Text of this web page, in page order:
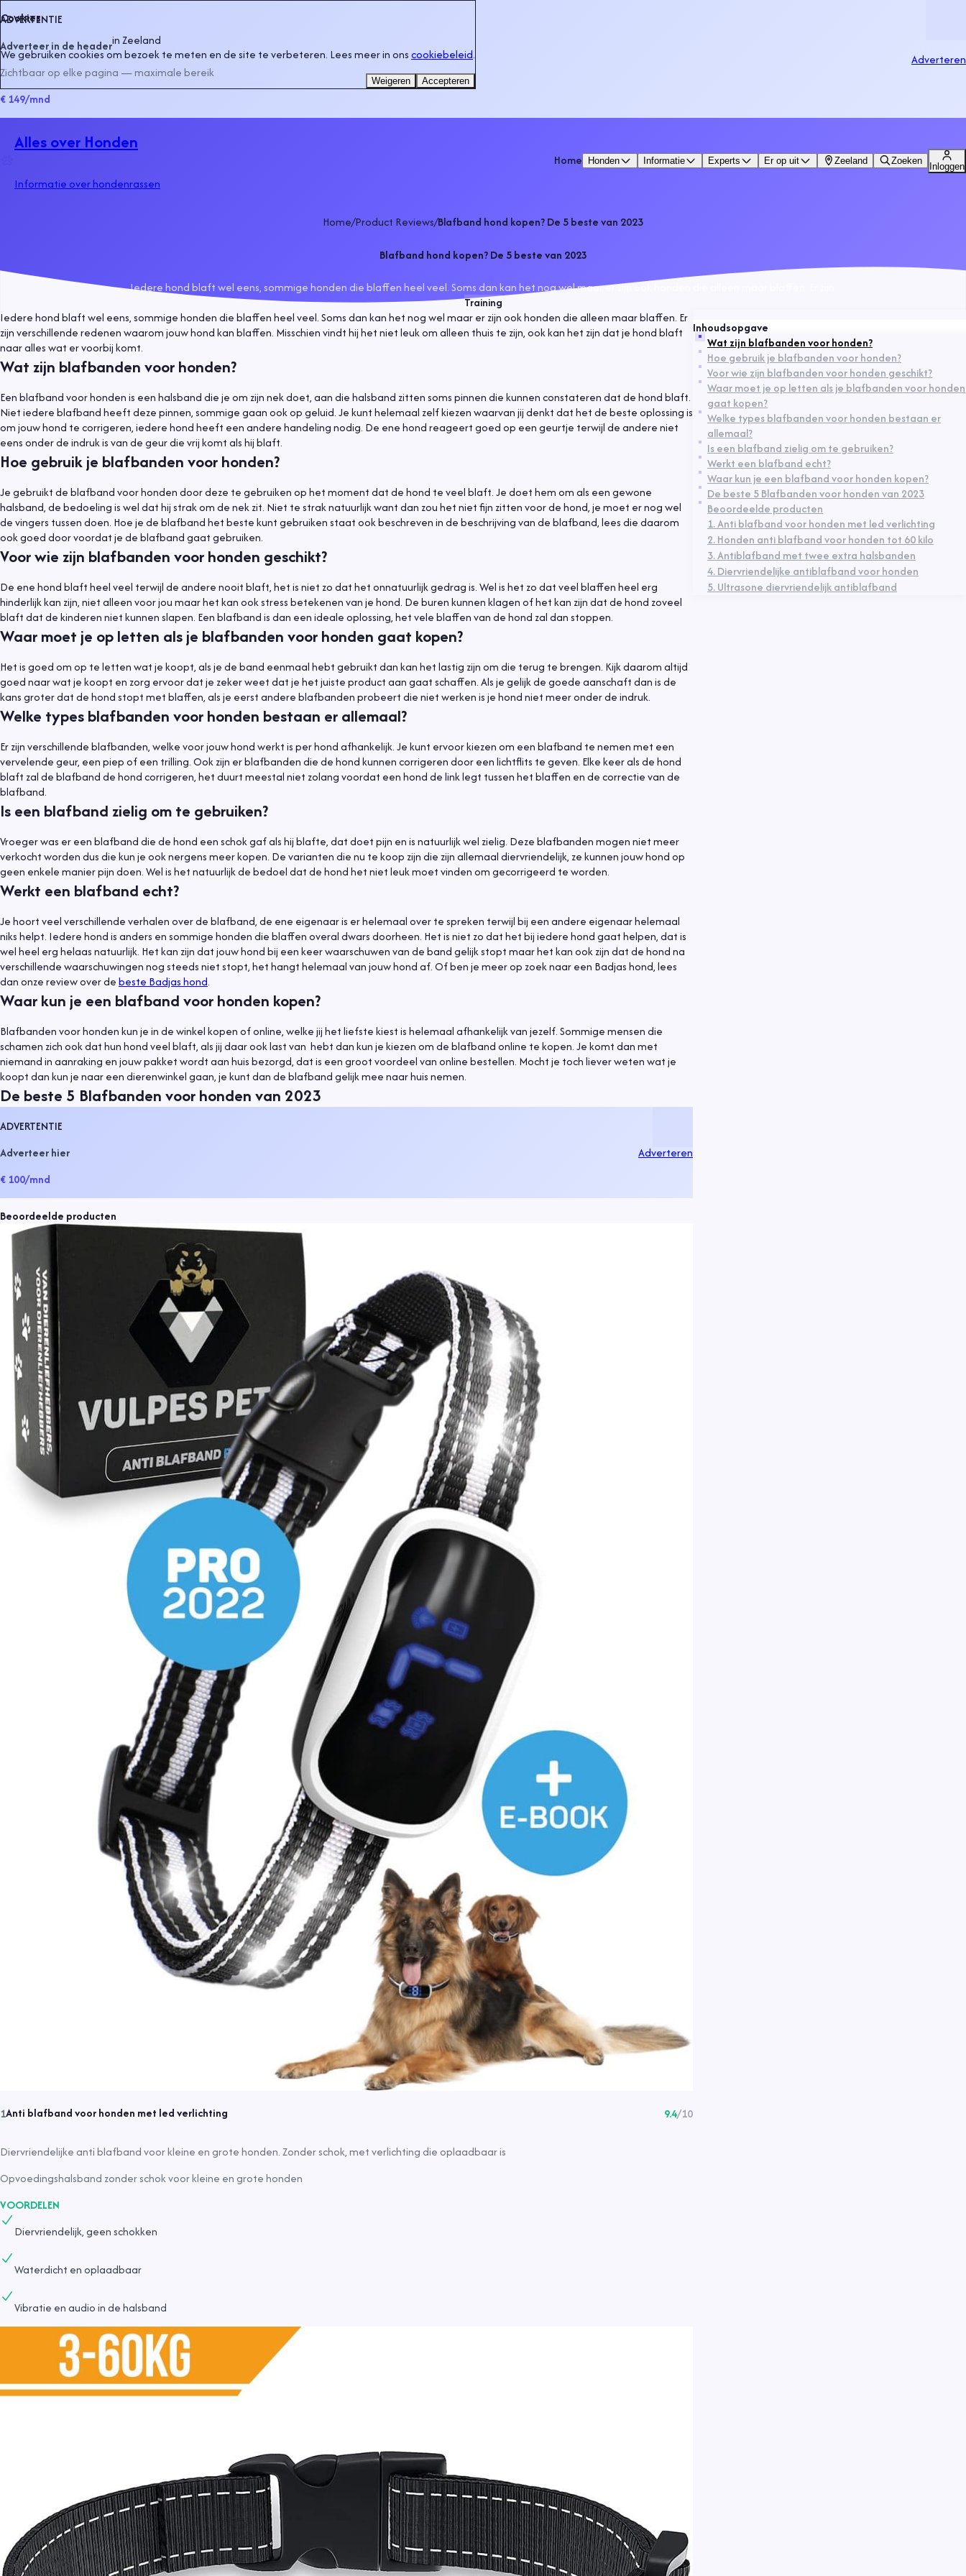
ADVERTENTIE
Adverteer in de headerinZeeland
Zichtbaar op elke pagina — maximale bereik
€ 149/mnd
Adverteren
Alles over Honden
Informatie over hondenrassen
Home Honden Informatie Experts Er op uit Zeeland Zoeken
Inloggen
Home/Product Reviews/Blafband hond kopen? De 5 beste van 2023
Blafband hond kopen? De 5 beste van 2023
Iedere hond blaft wel eens, sommige honden die blaffen heel veel. Soms dan kan het nog wel maar er zijn ook honden die alleen maar blaffen. Er zijn.
Training
Iedere hond blaft wel eens, sommige honden die blaffen heel veel. Soms dan kan het nog wel maar er zijn ook honden die alleen maar blaffen. Er
zijn verschillende redenen waarom jouw hond kan blaffen. Misschien vindt hij het niet leuk om alleen thuis te zijn, ook kan het zijn dat je hond blaft
naar alles wat er voorbij komt.
Wat zijn blafbanden voor honden?
Een blafband voor honden is een halsband die je om zijn nek doet, aan die halsband zitten soms pinnen die kunnen constateren dat de hond blaft.
Niet iedere blafband heeft deze pinnen, sommige gaan ook op geluid. Je kunt helemaal zelf kiezen waarvan jij denkt dat het de beste oplossing is
om jouw hond te corrigeren, iedere hond heeft een andere handeling nodig. De ene hond reageert goed op een geurtje terwijl de andere niet
eens onder de indruk is van de geur die vrij komt als hij blaft.
Hoe gebruik je blafbanden voor honden?
Je gebruikt de blafband voor honden door deze te gebruiken op het moment dat de hond te veel blaft. Je doet hem om als een gewone
halsband, de bedoeling is wel dat hij strak om de nek zit. Niet te strak natuurlijk want dan zou het niet fijn zitten voor de hond, je moet er nog wel
de vingers tussen doen. Hoe je de blafband het beste kunt gebruiken staat ook beschreven in de beschrijving van de blafband, lees die daarom
ook goed door voordat je de blafband gaat gebruiken.
Voor wie zijn blafbanden voor honden geschikt?
De ene hond blaft heel veel terwijl de andere nooit blaft, het is niet zo dat het onnatuurlijk gedrag is. Wel is het zo dat veel blaffen heel erg
hinderlijk kan zijn, niet alleen voor jou maar het kan ook stress betekenen van je hond. De buren kunnen klagen of het kan zijn dat de hond zoveel
blaft dat de kinderen niet kunnen slapen. Een blafband is dan een ideale oplossing, het vele blaffen van de hond zal dan stoppen.
Waar moet je op letten als je blafbanden voor honden gaat kopen?
Het is goed om op te letten wat je koopt, als je de band eenmaal hebt gebruikt dan kan het lastig zijn om die terug te brengen. Kijk daarom altijd
goed naar wat je koopt en zorg ervoor dat je zeker weet dat je het juiste product aan gaat schaffen. Als je gelijk de goede aanschaft dan is de
kans groter dat de hond stopt met blaffen, als je eerst andere blafbanden probeert die niet werken is je hond niet meer onder de indruk.
Welke types blafbanden voor honden bestaan er allemaal?
Er zijn verschillende blafbanden, welke voor jouw hond werkt is per hond afhankelijk. Je kunt ervoor kiezen om een blafband te nemen met een
vervelende geur, een piep of een trilling. Ook zijn er blafbanden die de hond kunnen corrigeren door een lichtflits te geven. Elke keer als de hond
blaft zal de blafband de hond corrigeren, het duurt meestal niet zolang voordat een hond de link legt tussen het blaffen en de correctie van de
blafband.
Is een blafband zielig om te gebruiken?
Vroeger was er een blafband die de hond een schok gaf als hij blafte, dat doet pijn en is natuurlijk wel zielig. Deze blafbanden mogen niet meer
verkocht worden dus die kun je ook nergens meer kopen. De varianten die nu te koop zijn die zijn allemaal diervriendelijk, ze kunnen jouw hond op
geen enkele manier pijn doen. Wel is het natuurlijk de bedoel dat de hond het niet leuk moet vinden om gecorrigeerd te worden.
Werkt een blafband echt?
Je hoort veel verschillende verhalen over de blafband, de ene eigenaar is er helemaal over te spreken terwijl bij een andere eigenaar helemaal
niks helpt. Iedere hond is anders en sommige honden die blaffen overal dwars doorheen. Het is niet zo dat het bij iedere hond gaat helpen, dat is
wel heel erg helaas natuurlijk. Het kan zijn dat jouw hond bij een keer waarschuwen van de band gelijk stopt maar het kan ook zijn dat de hond na
verschillende waarschuwingen nog steeds niet stopt, het hangt helemaal van jouw hond af. Of ben je meer op zoek naar een Badjas hond, lees
dan onze review over debeste Badjas hond.
Waar kun je een blafband voor honden kopen?
Blafbanden voor honden kun je in de winkel kopen of online, welke jij het liefste kiest is helemaal afhankelijk van jezelf. Sommige mensen die
schamen zich ook dat hun hond veel blaft, als jij daar ook last van hebt dan kun je kiezen om de blafband online te kopen. Je komt dan met
niemand in aanraking en jouw pakket wordt aan huis bezorgd, dat is een groot voordeel van online bestellen. Mocht je toch liever weten wat je
koopt dan kun je naar een dierenwinkel gaan, je kunt dan de blafband gelijk mee naar huis nemen.
De beste 5 Blafbanden voor honden van 2023
ADVERTENTIE
Adverteer hier
€ 100/mnd
Adverteren
Beoordeelde producten
1Anti blafband voor honden met led verlichting 9.4/10
Diervriendelijke anti blafband voor kleine en grote honden. Zonder schok, met verlichting die oplaadbaar is
Opvoedingshalsband zonder schok voor kleine en grote honden
VOORDELEN
Diervriendelijk, geen schokken
Waterdicht en oplaadbaar
Vibratie en audio in de halsband
Inhoudsopgave
Wat zijn blafbanden voor honden?
Hoe gebruik je blafbanden voor honden?
Voor wie zijn blafbanden voor honden geschikt?
Waar moet je op letten als je blafbanden voor honden
gaat kopen?
Welke types blafbanden voor honden bestaan er
allemaal?
Is een blafband zielig om te gebruiken?
Werkt een blafband echt?
Waar kun je een blafband voor honden kopen?
De beste 5 Blafbanden voor honden van 2023
Beoordeelde producten
1. Anti blafband voor honden met led verlichting
2. Honden anti blafband voor honden tot 60 kilo
3. Antiblafband met twee extra halsbanden
4. Diervriendelijke antiblafband voor honden
5. Ultrasone diervriendelijk antiblafband
Cookies
We gebruiken cookies om bezoek te meten en de site te verbeteren. Lees meer in onscookiebeleid.
Weigeren Accepteren